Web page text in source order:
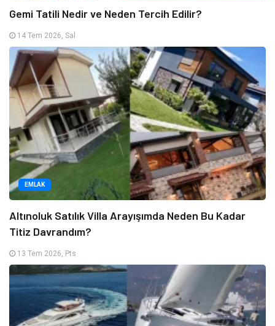
Gemi Tatili Nedir ve Neden Tercih Edilir?
14 Tem 2026, Sal
EMLAK
Altınoluk Satılık Villa Arayışımda Neden Bu Kadar
Titiz Davrandım?
13 Tem 2026, Pts